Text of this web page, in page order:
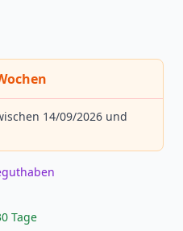
14/09/2026 und
Tage